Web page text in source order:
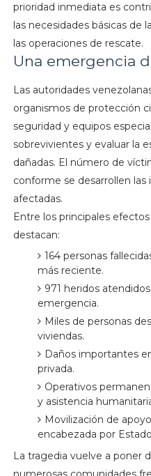
prioridad inmediata es
las necesidades básicas de
las operaciones de rescate.
Una emergencia
Las autoridades
organismos de protección
seguridad y equipos
sobrevivientes y evaluar la
dañadas. El número de
conforme se desarrollen las
afectadas.
Entre los principales
destacan:
164 personas
más reciente.
971 heridos
emergencia.
Miles de personas
viviendas.
Daños importantes
privada.
Operativos
y asistencia
Movilización de
encabezada por
La tragedia vuelve a poner